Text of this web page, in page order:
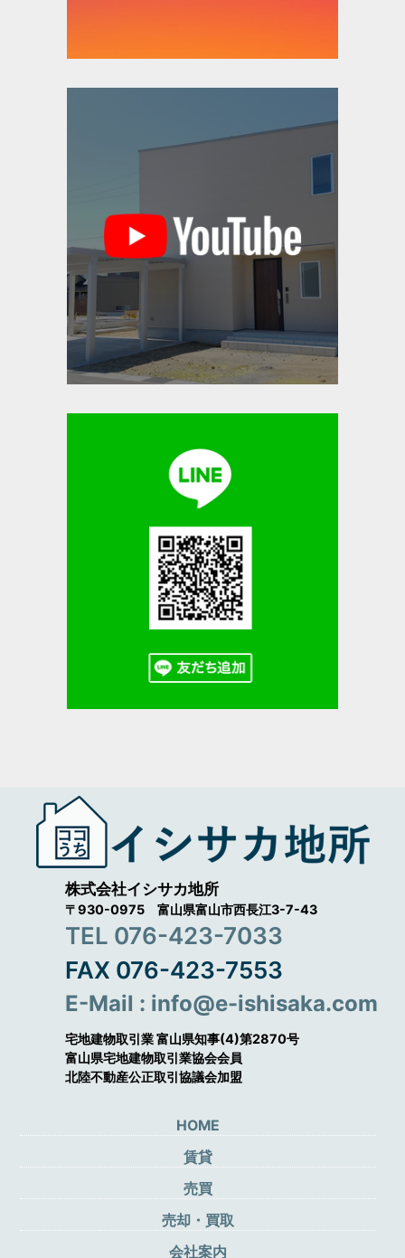
株式会社イシサカ地所
〒930-0975 富山県富山市西長江3-7-43
TEL 076-423-7033
FAX 076-423-7553
E-Mail : info@e-ishisaka.com
宅地建物取引業 富山県知事(4)第2870号
富山県宅地建物取引業協会会員
北陸不動産公正取引協議会加盟
HOME
賃貸
売買
売却・買取
会社案内